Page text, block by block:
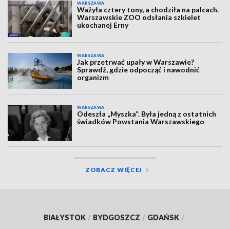
WARSZAWA
Ważyła cztery tony, a chodziła na palcach.
Warszawskie ZOO odsłania szkielet
ukochanej Erny
WARSZAWA
Jak przetrwać upały w Warszawie?
Sprawdź, gdzie odpocząć i nawodnić
organizm
WARSZAWA
Odeszła „Myszka”. Była jedną z ostatnich
świadków Powstania Warszawskiego
ZOBACZ WIĘCEJ
BIAŁYSTOK / BYDGOSZCZ / GDAŃSK /